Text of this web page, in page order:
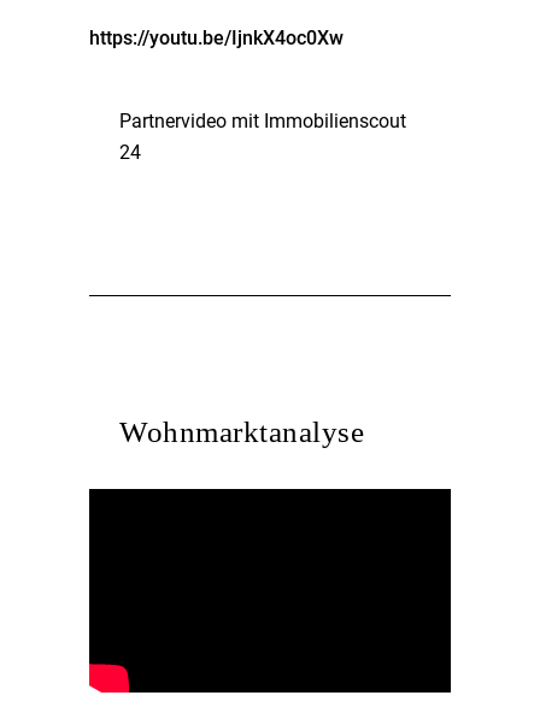
https://youtu.be/IjnkX4oc0Xw
Partnervideo mit Immobilienscout
24
Wohnmarktanalyse